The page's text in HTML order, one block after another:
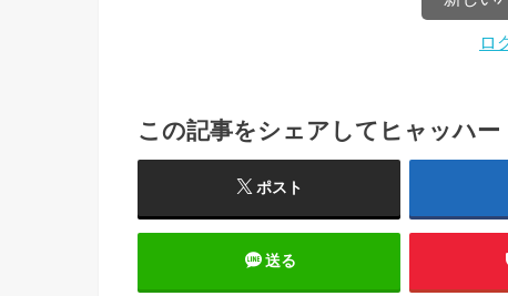
ロ
この記事をシェアしてヒャッハー
ポスト
送る